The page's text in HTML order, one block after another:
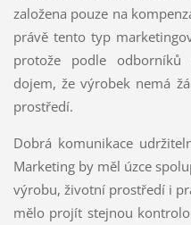
založena pouze na
právě tento typ
protože podle
dojem, že výrobek nemá
prostředí.
Dobrá komunikace
Marketing by měl úzce
výrobu, životní prostředí i
mělo projít stejnou